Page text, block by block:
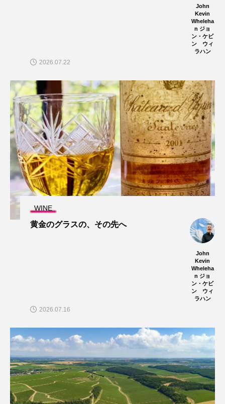
John
Kevin
Wheleha
n ジョ
ン・ケビ
ン ウィ
ラハン
2026.07.22
WINE
黄金のグラスの、その先へ
John
Kevin
Wheleha
n ジョ
ン・ケビ
ン ウィ
ラハン
2026.07.16